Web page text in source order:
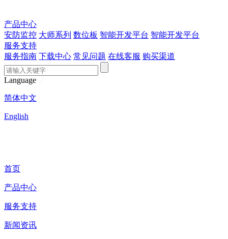
产品中心
安防监控 大师系列 数位板 智能开发平台 智能开发平台
服务支持
服务指南 下载中心 常见问题 在线客服 购买渠道
Language
简体中文
English
首页
产品中心
服务支持
新闻资讯